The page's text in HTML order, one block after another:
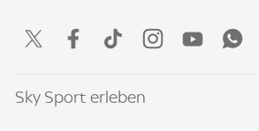
Sky Sport erleben